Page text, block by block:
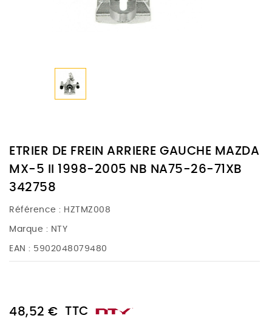
ETRIER DE FREIN ARRIERE GAUCHE MAZDA
MX-5 II 1998-2005 NB NA75-26-71XB
342758
Référence : HZTMZ008
Marque : NTY
EAN : 5902048079480
48,52 € TTC